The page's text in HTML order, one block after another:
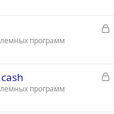
З
программ
З
программ